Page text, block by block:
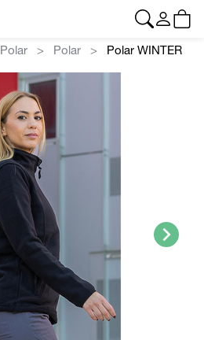
Polar Polar Polar WINTER
>